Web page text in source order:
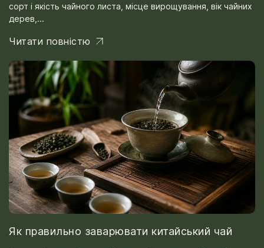
сорт і якість чайного листа, місце вирощування, вік чайних
дерев,...
Читати повністю
Як правильно заварювати китайський чай